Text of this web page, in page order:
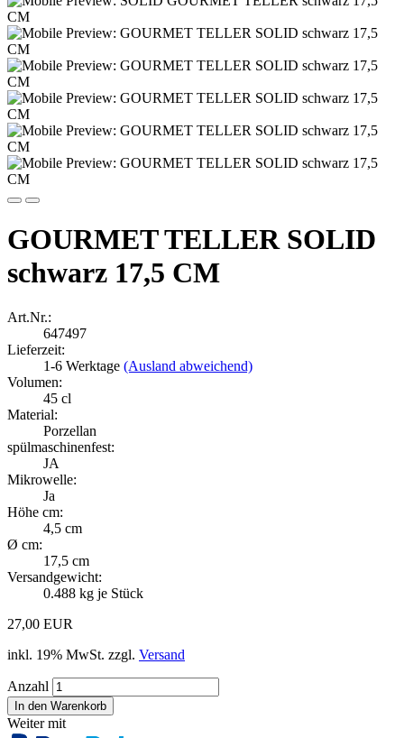
GOURMET TELLER SOLID
schwarz 17,5 CM
Art.Nr.:
647497
Lieferzeit:
1-6 Werktage (Ausland abweichend)
Volumen:
45 cl
Material:
Porzellan
spülmaschinenfest:
JA
Mikrowelle:
Ja
Höhe cm:
4,5 cm
Ø cm:
17,5 cm
Versandgewicht:
0.488 kg je Stück
27,00 EUR
inkl. 19% MwSt. zzgl. Versand
Anzahl
Weiter mit